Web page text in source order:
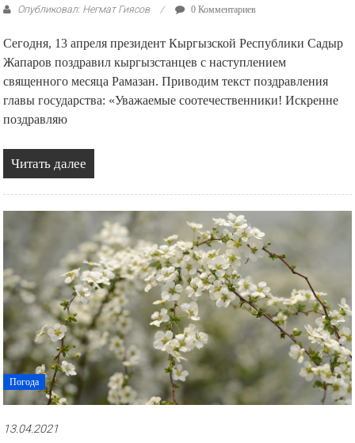
Опубликовал: Негмат Гиясов 0 Комментариев
Сегодня, 13 апреля президент Кыргызской Республики Садыр
Жапаров поздравил кыргызстанцев с наступлением
священного месяца Рамазан. Приводим текст поздравления
главы государства: «Уважаемые соотечественники! Искренне
поздравляю
Читать далее
Погода
13.04.2021